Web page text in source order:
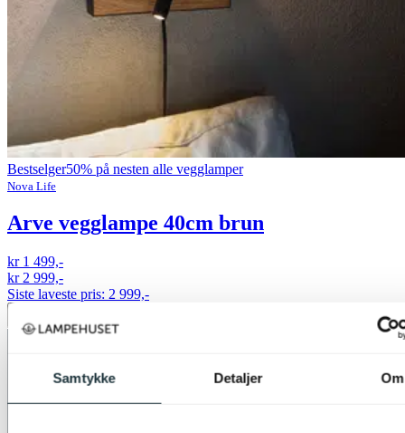
Samtykke Detaljer Om
Bestselger50% på nesten alle vegglamper
Nova Life
Arve vegglampe 40cm brun
kr 1 499,-
kr 2 999,-
Siste laveste pris: 2 999,-